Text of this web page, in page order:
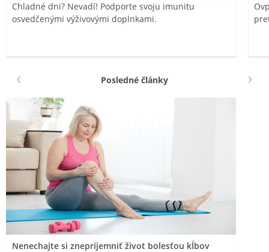
Chladné dni? Nevadí! Podporte svoju imunitu
osvedčenými výživovými doplnkami.
Posledné články
Nenechajte si znepríjemniť život bolesťou kĺbov